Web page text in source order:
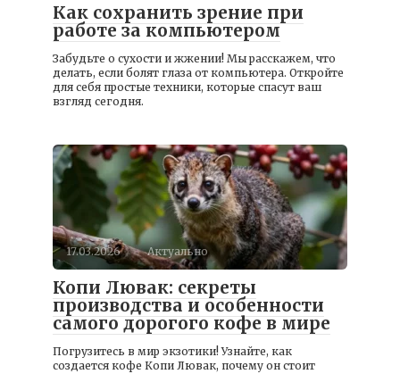
Как сохранить зрение при
работе за компьютером
Забудьте о сухости и жжении! Мы расскажем, что
делать, если болят глаза от компьютера. Откройте
для себя простые техники, которые спасут ваш
взгляд сегодня.
17.03.2026 Актуально
Копи Лювак: секреты
производства и особенности
самого дорогого кофе в мире
Погрузитесь в мир экзотики! Узнайте, как
создается кофе Копи Лювак, почему он стоит